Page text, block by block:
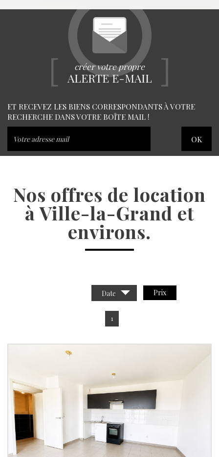
créer votre propre
ALERTE E-MAIL
ET RECEVEZ LES BIENS CORRESPONDANTS À VOTRE
RECHERCHE DANS VOTRE BOÎTE MAIL !
OK
Nos offres de location
à Ville-la-Grand et
environs.
Date Prix
1